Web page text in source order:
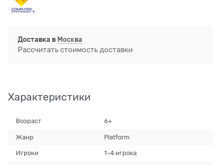
Доставка в Москва
Рассчитать стоимость доставки
Характеристики
Возраст 6+
Жанр Platform
Игроки 1-4 игрока